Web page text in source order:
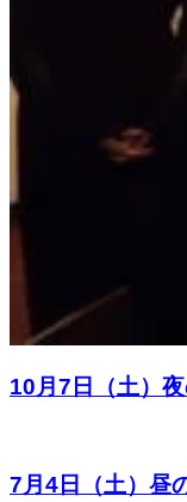
10月7日（土）
7月4日（土）昼